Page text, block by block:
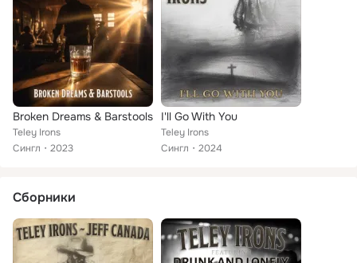
Broken Dreams & Barstools
Teley Irons
Сингл
2023
I'll Go With You
Teley Irons
Сингл
2024
Сборники